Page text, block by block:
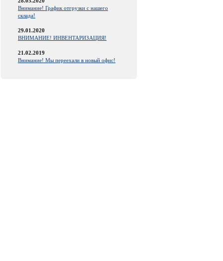
Внимание! График отгрузки с нашего
склада!
29.01.2020
ВНИМАНИЕ! ИНВЕНТАРИЗАЦИЯ!
21.02.2019
Внимание! Мы переехали в новый офис!